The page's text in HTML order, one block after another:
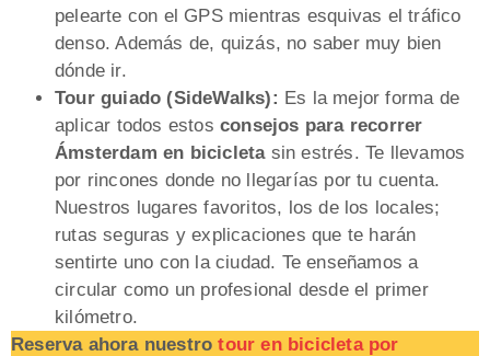
pelearte con el GPS mientras esquivas el tráfico
denso. Además de, quizás, no saber muy bien
dónde ir.
Tour guiado (SideWalks): Es la mejor forma de
aplicar todos estos consejos para recorrer
Ámsterdam en bicicletasin estrés. Te llevamos
por rincones donde no llegarías por tu cuenta.
Nuestros lugares favoritos, los de los locales;
rutas seguras y explicaciones que te harán
sentirte uno con la ciudad. Te enseñamos a
circular como un profesional desde el primer
kilómetro.
Reserva ahora nuestrotour en bicicleta por